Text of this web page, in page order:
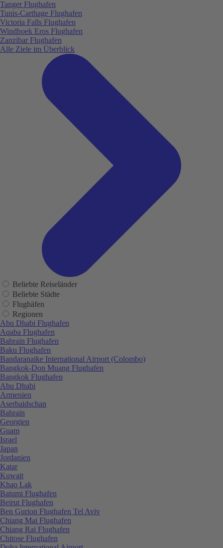
Tanger Flughafen
Tunis-Carthage Flughafen
Victoria Falls Flughafen
Windhoek Eros Flughafen
Zanzibar Flughafen
Alle Ziele im Überblick
Beliebte Reiseländer
Beliebte Städte
Flughäfen
Regionen
Abu Dhabi Flughafen
Aqaba Flughafen
Bahrain Flughafen
Baku Flughafen
Bandaranaike International Airport (Colombo)
Bangkok-Don Muang Flughafen
Bangkok Flughafen
Abu Dhabi
Armenien
Aserbaidschan
Bahrain
Georgien
Guam
Israel
Japan
Jordanien
Katar
Kuwait
Khao Lak
Batumi Flughafen
Beirut Flughafen
Ben Gurion Flughafen Tel Aviv
Chiang Mai Flughafen
Chiang Rai Flughafen
Chitose Flughafen